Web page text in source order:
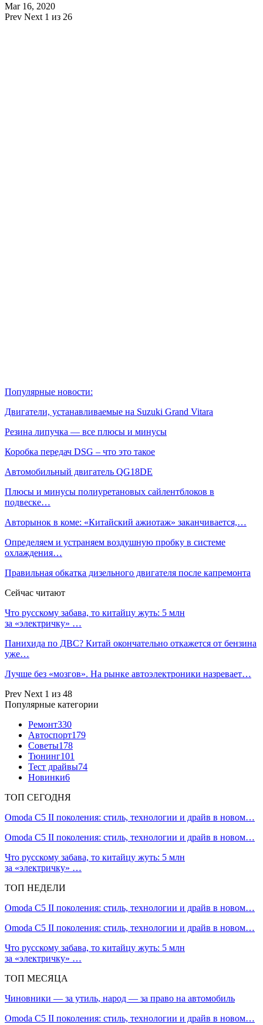
Mar 16, 2020
Prev Next 1 из 26
Популярные новости:
Двигатели, устанавливаемые на Suzuki Grand Vitara
Резина липучка — все плюсы и минусы
Коробка передач DSG – что это такое
Автомобильный двигатель QG18DE
Плюсы и минусы полиуретановых сайлентблоков в
подвеске…
Авторынок в коме: «Китайский ажиотаж» заканчивается,…
Определяем и устраняем воздушную пробку в системе
охлаждения…
Правильная обкатка дизельного двигателя после капремонта
Сейчас читают
Что русскому забава, то китайцу жуть: 5 млн
за «электричку» …
Панихида по ДВС? Китай окончательно откажется от бензина
уже…
Лучше без «мозгов». На рынке автоэлектроники назревает…
Prev Next 1 из 48
Популярные категории
Ремонт330
Автоспорт179
Советы178
Тюнинг101
Тест драйвы74
Новинки6
ТОП СЕГОДНЯ
Omoda C5 II поколения: стиль, технологии и драйв в новом…
Omoda C5 II поколения: стиль, технологии и драйв в новом…
Что русскому забава, то китайцу жуть: 5 млн
за «электричку» …
ТОП НЕДЕЛИ
Omoda C5 II поколения: стиль, технологии и драйв в новом…
Omoda C5 II поколения: стиль, технологии и драйв в новом…
Что русскому забава, то китайцу жуть: 5 млн
за «электричку» …
ТОП МЕСЯЦА
Чиновники — за утиль, народ — за право на автомобиль
Omoda C5 II поколения: стиль, технологии и драйв в новом…